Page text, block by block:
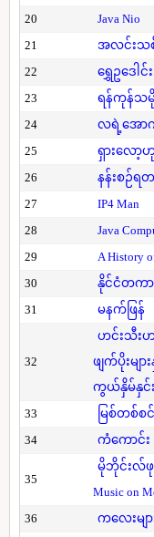
20
Java Nio
21
အလင်းသစ်
22
ရွှေဥဒေါင်း
23
ရန်ကုန်သမို
24
လရဲ့အော
25
ရှားလော့
26
နန်းစဉ်ရ
27
IP4 Man
28
Java
29
A History
30
နိုင်ငံတကာ
31
မနက်ဖြန်
32
ဟင်းသီး
ဖျက်ပိုးမျ
ကွယ်နှိမ်နှင်
33
မြစ်တစ်စ
34
ကံကောင်း
35
မိုဘိုင်းလ်ဖု
Music on
36 ကလေးမ